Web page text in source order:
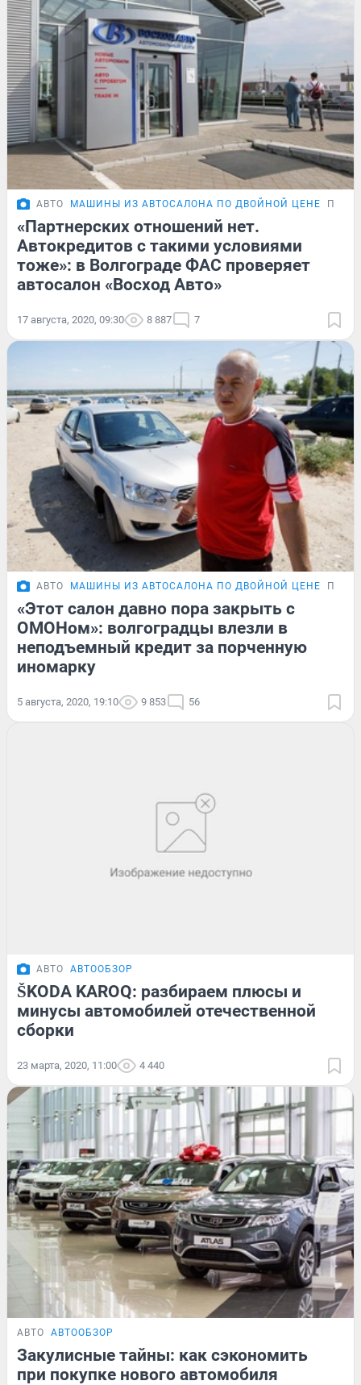
АВТО МАШИНЫ ИЗ АВТОСАЛОНА ПО ДВОЙНОЙ ЦЕНЕ
«Партнерских отношений нет.
Автокредитов с такими условиями
тоже»: в Волгограде ФАС проверяет
автосалон «Восход Авто»
17 августа, 2020, 09:30 8 887 7
АВТО МАШИНЫ ИЗ АВТОСАЛОНА ПО ДВОЙНОЙ ЦЕНЕ
«Этот салон давно пора закрыть с
ОМОНом»: волгоградцы влезли в
неподъемный кредит за порченную
иномарку
5 августа, 2020, 19:10 9 853 56
АВТО АВТООБЗОР
ŠKODA KAROQ: разбираем плюсы и
минусы автомобилей отечественной
сборки
23 марта, 2020, 11:00 4 440
АВТО АВТООБЗОР
Закулисные тайны: как сэкономить
при покупке нового автомобиля